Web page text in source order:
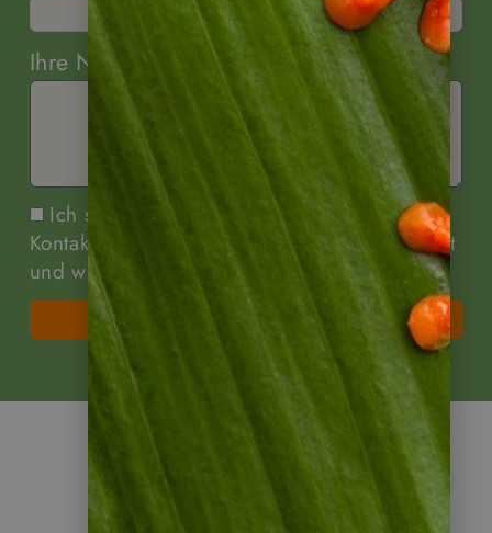
Ihre Nachricht
Ich stimme zu, dass meine Angaben zur
Kontaktaufnahme und für Rückfragen dauerhaft
und widerrufbar gespeichert werden.
Senden
Weitere Infos